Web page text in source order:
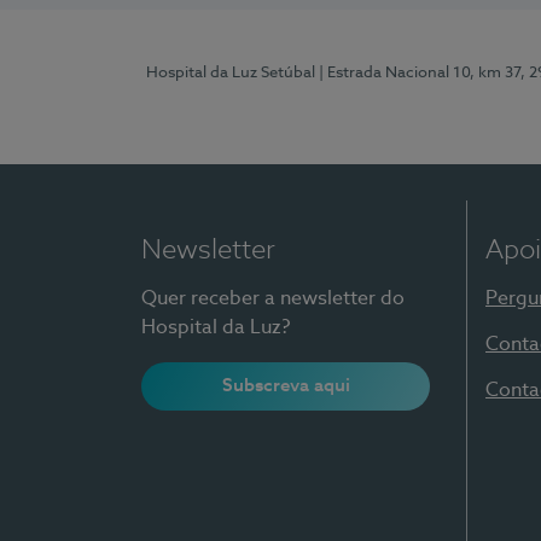
Hospital da Luz Setúbal | Estrada Nacional 10, km 37,
Newsletter
Quer receber a newsletter do
Hospital da Luz?
Subscreva aqui